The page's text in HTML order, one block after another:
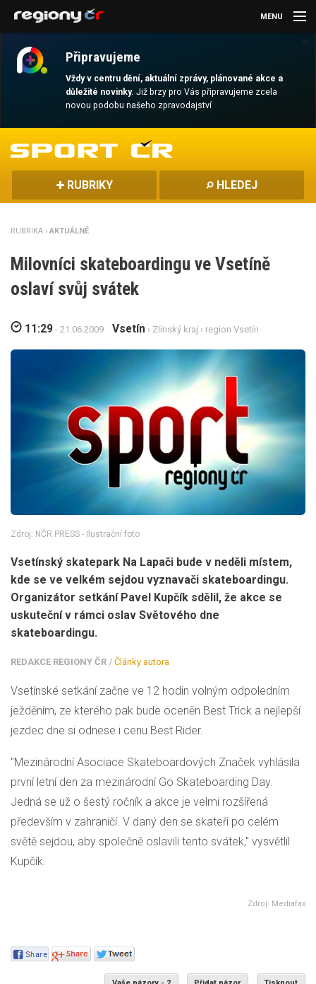
Připravujeme
Vždy v centru dění, aktuální zprávy, plánované akce a
důležité novinky.Již brzy pro Vás připravujeme zcela
novou podobu našeho zpravodajství
MENU
AKTUALITY
MAGAZÍN
DALŠÍ
REGION
RUBRIKY HLEDEJ
RUBRIKA › AKTUÁLNĚ
Milovníci skateboardingu ve Vsetíně
oslaví svůj svátek
11:29 - 21.06.2009 Vsetín › Zlínský kraj › region Vsetín
Zdroj: NČR PRESS - Ilustrační foto
Vsetínský skatepark Na Lapači bude v neděli místem,
kde se ve velkém sejdou vyznavači skateboardingu.
Organizátor setkání Pavel Kupčík sdělil, že akce se
uskuteční v rámci oslav Světového dne
skateboardingu.
REDAKCE REGIONY ČR / Články autora
Vsetínské setkání začne ve 12 hodin volným odpoledním
ježděním, ze kterého pak bude oceněn Best Trick a nejlepší
jezdec dne si odnese i cenu Best Rider.
"Mezinárodní Asociace Skateboardových Značek vyhlásila
první letní den za mezinárodní Go Skateboarding Day.
Jedná se už o šestý ročník a akce je velmi rozšířená
především v zahraničí. V daný den se skateři po celém
světě sejdou, aby společně oslavili tento svátek," vysvětlil
Kupčík.
Zdroj: Mediafax